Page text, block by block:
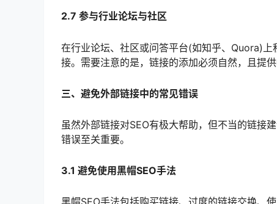
2.7 参与行业论坛与社区
在行业论坛、社区或问答平台(如知乎、Quora)
接。需要注意的是，链接的添加必须自然，且提
三、避免外部链接中的常见错误
虽然外部链接对SEO有极大帮助，但不当的链接
错误至关重要。
3.1 避免使用黑帽SEO手法